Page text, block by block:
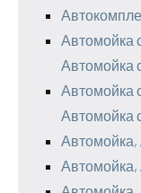
Автомойка
Автомойка
Автомойка
Автомойка
Автомойка,
Автомойка,